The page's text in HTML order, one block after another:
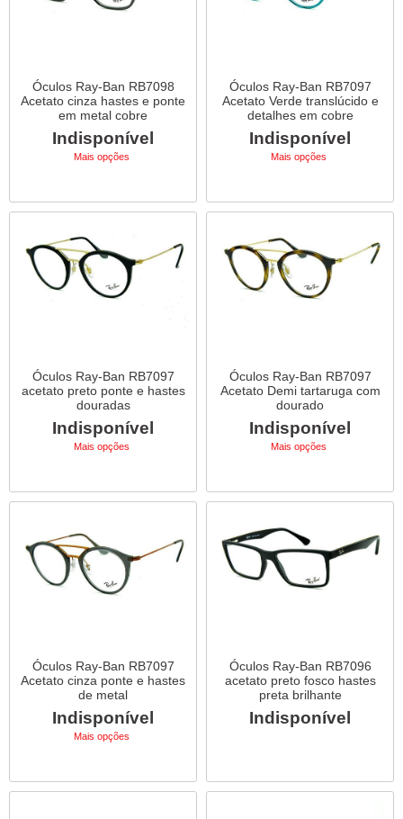
Óculos Ray-Ban RB7098
Acetato cinza hastes e ponte
em metal cobre
Indisponível
Mais opções
Óculos Ray-Ban RB7097
Acetato Verde translúcido e
detalhes em cobre
Indisponível
Mais opções
Óculos Ray-Ban RB7097
acetato preto ponte e hastes
douradas
Indisponível
Mais opções
Óculos Ray-Ban RB7097
Acetato Demi tartaruga com
dourado
Indisponível
Mais opções
Óculos Ray-Ban RB7097
Acetato cinza ponte e hastes
de metal
Indisponível
Mais opções
Óculos Ray-Ban RB7096
acetato preto fosco hastes
preta brilhante
Indisponível